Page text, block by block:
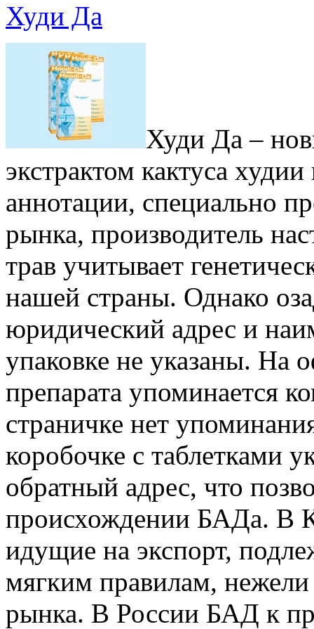
Худи Да
Худи Да –
экстрактом кактуса
аннотации, специально
рынка, производитель
трав учитывает
нашей страны. Однако
юридический адрес и
упаковке не указаны. На
препарата упоминается
страничке нет
коробочке с таблетками
обратный адрес, что
происхождении БАДа. В
идущие на экспорт,
мягким правилам, нежели
рынка. В России БАД к